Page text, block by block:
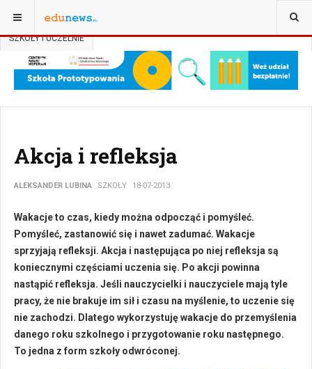
JESTEŚ TUTAJ:
SZKOŁY I UCZELNIE
Akcja i refleksja
ALEKSANDER LUBINA SZKOŁY 18-07-2013
Wakacje to czas, kiedy można odpocząć i pomyśleć.
Pomyśleć, zastanowić się i nawet zadumać. Wakacje
sprzyjają refleksji. Akcja i następująca po niej refleksja są
koniecznymi częściami uczenia się. Po akcji powinna
nastąpić refleksja. Jeśli nauczycielki i nauczyciele mają tyle
pracy, że nie brakuje im sił i czasu na myślenie, to uczenie się
nie zachodzi. Dlatego wykorzystuję wakacje do przemyślenia
danego roku szkolnego i przygotowanie roku następnego.
To jedna z form szkoły odwróconej.